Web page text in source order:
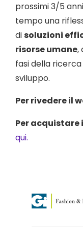
prossimi 3/5
tempo una
disoluzioni
risorse umane,
fasi della
sviluppo.
Per rivedere il
Per
qui.